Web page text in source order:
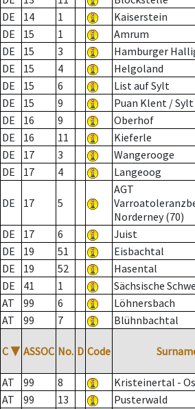
DE
14 1 Kaiserstein
DE
15 1 Amrum
DE
15 3 Hamburger
DE
15 4 Helgoland
DE
15 6 List auf Sylt
DE
15 9 Puan Klent / Sylt
DE
16 9 Oberhof
DE
16 11 Kieferle
DE
17 3 Wangerooge
DE
17 4 Langeoog
DE 17 5
AGT
Norderney (70)
DE 17 6 Juist
DE
19 51 Eisbachtal
DE
19 52 Hasental
DE
41 1 Sächsische
AT
99 6 Löhnersbach
AT
99 7 Blühnbachtal
C ▼ ASSOC No. D Code
AT 99 8 Kristeinertal -
AT
99 13 Pusterwald